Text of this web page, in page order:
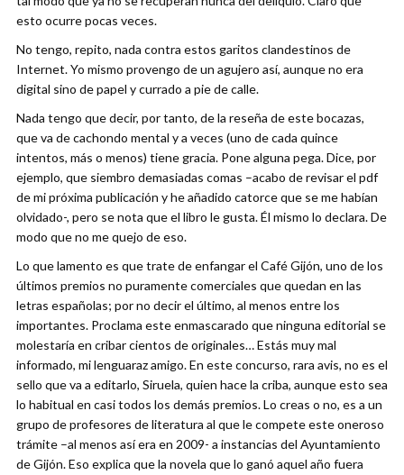
esto ocurre pocas veces.
No tengo, repito, nada contra estos garitos clandestinos de
Internet. Yo mismo provengo de un agujero así, aunque no era
digital sino de papel y currado a pie de calle.
Nada tengo que decir, por tanto, de la reseña de este bocazas,
que va de cachondo mental y a veces (uno de cada quince
intentos, más o menos) tiene gracia. Pone alguna pega. Dice, por
ejemplo, que siembro demasiadas comas –acabo de revisar el pdf
de mi próxima publicación y he añadido catorce que se me habían
olvidado-, pero se nota que el libro le gusta. Él mismo lo declara. De
modo que no me quejo de eso.
Lo que lamento es que trate de enfangar el Café Gijón, uno de los
últimos premios no puramente comerciales que quedan en las
letras españolas; por no decir el último, al menos entre los
importantes. Proclama este enmascarado que ninguna editorial se
molestaría en cribar cientos de originales… Estás muy mal
informado, mi lenguaraz amigo. En este concurso, rara avis, no es el
sello que va a editarlo, Siruela, quien hace la criba, aunque esto sea
lo habitual en casi todos los demás premios. Lo creas o no, es a un
grupo de profesores de literatura al que le compete este oneroso
trámite –al menos así era en 2009- a instancias del Ayuntamiento
de Gijón. Eso explica que la novela que lo ganó aquel año fuera